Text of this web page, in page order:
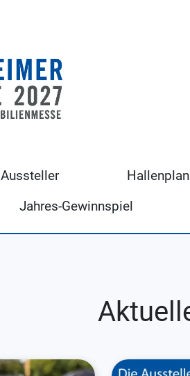
Aussteller Hallenplan
Jahres-Gewinnspiel